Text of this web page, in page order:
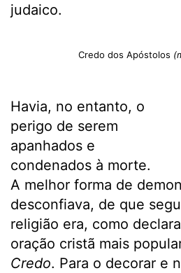
judaico.
Credo dos Apóstolos
Havia, no entanto, o
perigo de serem
apanhados e
condenados à morte.
A melhor forma de
desconfiava, de que
religião era, como
oração cristã mais
Credo. Para o decorar e